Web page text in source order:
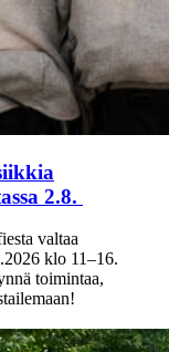
2.8.
valtaa
klo 11–16.
toimintaa,